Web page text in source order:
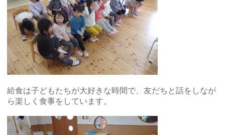
給食は子どもたちが大好きな時間で、友だちと話をしなが
ら楽しく食事をしています。